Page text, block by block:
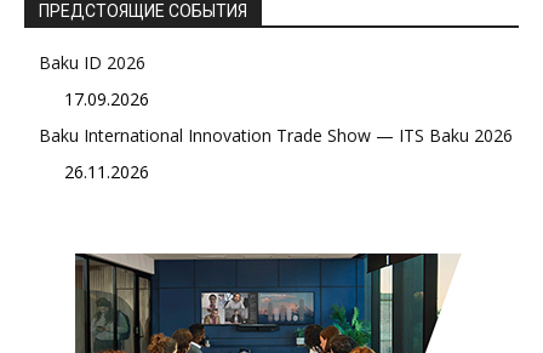
ПРЕДСТОЯЩИЕ СОБЫТИЯ
Baku ID 2026
17.09.2026
Baku International Innovation Trade Show — ITS Baku 2026
26.11.2026